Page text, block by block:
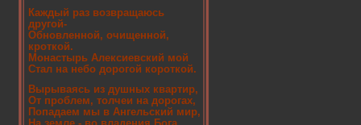
Каждый раз возвращаюсь
другой-
Обновленной, очищенной,
кроткой.
Монастырь Алексиевский мой
Стал на небо дорогой короткой.
Вырываясь из душных квартир,
От проблем, толчеи на дорогах,
Попадаем мы в Ангельский мир,